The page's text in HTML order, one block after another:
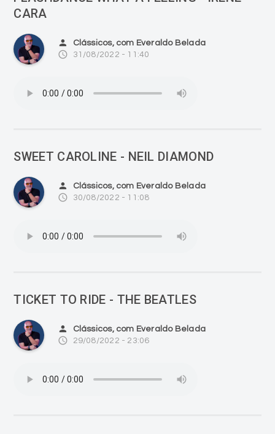
CARA
person Clássicos, com Everaldo Belada
access_time 31/08/2022 - 11:40
SWEET CAROLINE - NEIL DIAMOND
person Clássicos, com Everaldo Belada
access_time 30/08/2022 - 11:08
TICKET TO RIDE - THE BEATLES
person Clássicos, com Everaldo Belada
access_time 29/08/2022 - 23:06